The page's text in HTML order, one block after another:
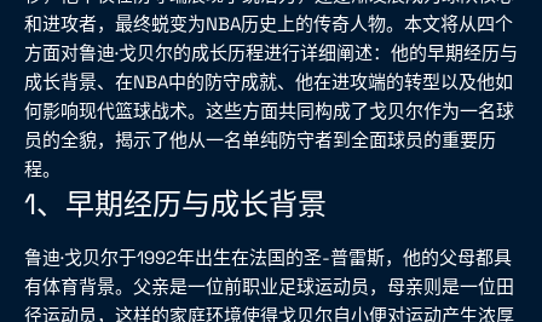
和进攻者，最终蜕变为NBA历史上的传奇人物。本文将从四个
方面对鲁迪·戈贝尔的成长历程进行详细阐述：他的早期经历与
成长背景、在NBA中的防守成就、他在进攻端的转型以及他如
何影响现代篮球战术。这些方面共同构成了戈贝尔作为一名球
员的全貌，揭示了他从一名单纯防守者到全面球员的重要历
程。
1、早期经历与成长背景
鲁迪·戈贝尔于1992年出生在法国的圣-普雷斯，他的父母都具
有体育背景。父亲是一位前职业足球运动员，母亲则是一位田
径运动员，这样的家庭环境使得戈贝尔自小便对运动产生浓厚